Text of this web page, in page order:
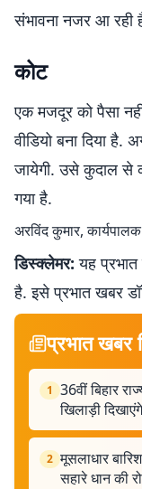
संभावना नजर आ रही
कोट
एक मजदूर को पैसा
वीडियो बना दिया
जायेगी. उसे कुदाल से
गया है.
अरविंद कुमार, कार्यपालक
डिस्क्लेमर: यह
है. इसे प्रभात खबर
प्रभात खबर
1 36वीं बिहार
खिलाड़ी
2 मूसलाधार
सहारे धान की